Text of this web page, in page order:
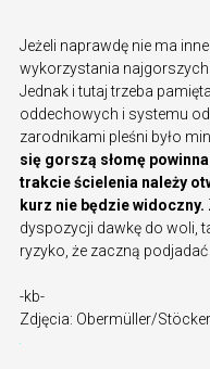
Jeżeli naprawdę nie ma
wykorzystania
Jednak i tutaj trzeba
oddechowych i systemu
zarodnikami pleśni było
się gorszą słomę
trakcie ścielenia należy
kurz nie będzie widoczny.
dyspozycji dawkę do woli,
ryzyko, że zaczną podjadać
-kb-
Zdjęcia: Obermüller/